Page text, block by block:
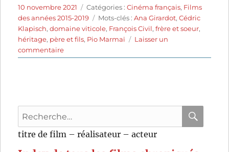
Publié
le
10 novembre 2021 Catégories
Catégories :Cinéma français, Films
des années 2015-2019
Étiquettes
Mots-clés :Ana Girardot,Cédric
Klapisch,domaine viticole, François Civil,frère et soeur,
héritage, père et fils, Pio Marmaï
Laisser un
commentairesur
Ce
de
Klapisch
Recherche
pour
:
titre de film – réalisateur – acteur